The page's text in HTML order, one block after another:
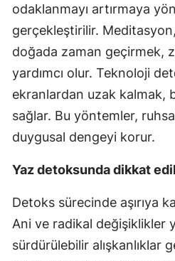
odaklanmayı artırmaya
gerçekleştirilir.
doğada zaman geçirmek,
yardımcı olur. Teknoloji
ekranlardan uzak kalmak,
sağlar. Bu yöntemler,
duygusal dengeyi korur.
Yaz detoksunda dikkat
Detoks sürecinde aşırıya
Ani ve radikal değişiklikler
sürdürülebilir alışkanlıklar